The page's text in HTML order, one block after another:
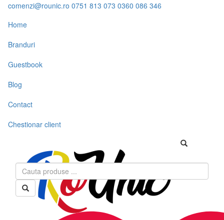
comenzi@rounic.ro 0751 813 073 0360 086 346
Home
Branduri
Guestbook
Blog
Contact
Chestionar client